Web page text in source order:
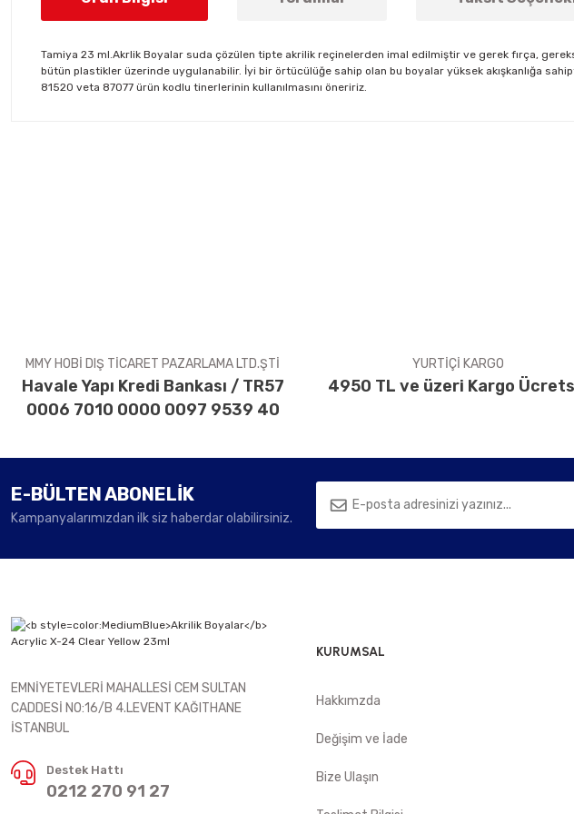
Tamiya 23 ml.Akrlik Boyalar suda çözülen tipte akrilik reçinelerden imal edilmiştir ve gerek fırça,
bütün plastikler üzerinde uygulanabilir. İyi bir örtücülüğe sahip olan bu boyalar yüksek akışkanlığa
81520 veta 87077 ürün kodlu tinerlerinin kullanılmasını öneririz.
MMY HOBİ DIŞ TİCARET PAZARLAMA LTD.ŞTİ
Havale Yapı Kredi Bankası / TR57
0006 7010 0000 0097 9539 40
YURTİÇİ KARGO
4950 TL ve üzeri Kargo
E-BÜLTEN ABONELİK
Kampanyalarımızdan ilk siz haberdar olabilirsiniz.
EMNİYETEVLERİ MAHALLESİ CEM SULTAN
CADDESİ NO:16/B 4.LEVENT KAĞITHANE
İSTANBUL
Destek Hattı
0212 270 91 27
KURUMSAL
Hakkımzda
Değişim ve İade
Bize Ulaşın